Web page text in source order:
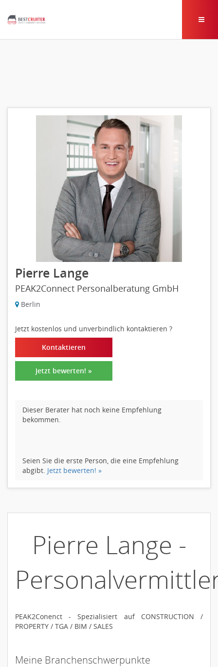
Pierre Lange
PEAK2Connect Personalberatung GmbH
Berlin
Jetzt kostenlos und unverbindlich kontaktieren ?
Kontaktieren
Jetzt bewerten! »
Dieser Berater hat noch keine Empfehlung
bekommen.
Seien Sie die erste Person, die eine Empfehlung
abgibt. Jetzt bewerten! »
Pierre Lange -
PEAK2Conenct - Spezialisiert auf CONSTRUCTION /
PROPERTY / TGA / BIM / SALES
Meine Branchenschwerpunkte